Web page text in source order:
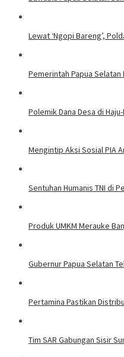
Lewat ‘Ngopi Bareng’,
Pemerintah Papua
Polemik Dana Desa di
Mengintip Aksi Sosial PIA
Sentuhan Humanis TNI di
Produk UMKM Merauke
Gubernur Papua Selatan
Pertamina Pastikan
Tim SAR Gabungan Sisir